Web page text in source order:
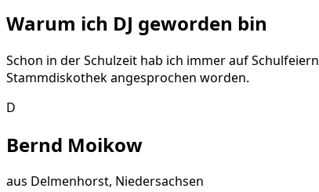
Warum ich DJ geworden bin
Schon in der Schulzeit hab ich immer auf
Stammdiskothek angesprochen worden.
D
Bernd Moikow
aus Delmenhorst, Niedersachsen